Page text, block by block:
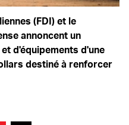
(FDI) et le
annoncent un
d'équipements d'une
destiné à renforcer